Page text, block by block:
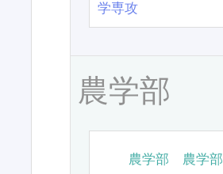
学専攻
農学部
農学部 農学部